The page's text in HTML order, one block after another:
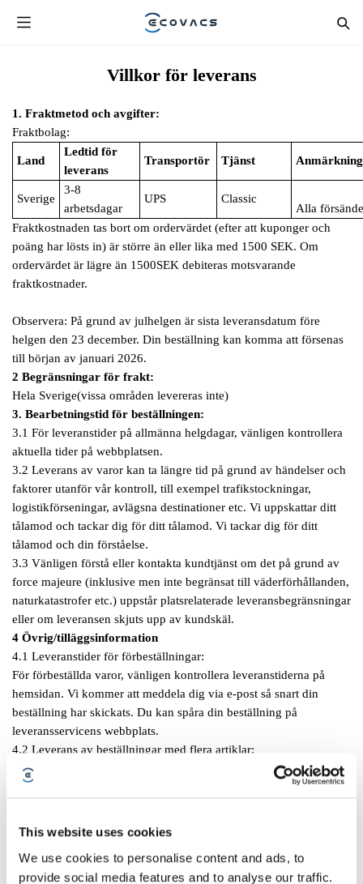
This website uses cookies
We use cookies to personalise content and ads, to
provide social media features and to analyse our traffic.
Villkor för leverans
1. Fraktmetod och avgifter:
Fraktbolag:
Land
Ledtid för
leverans
Transportör Tjänst
Sverige
3-8
arbetsdagar
UPS Classic
Alla
Fraktkostnaden tas bort om ordervärdet (efter att kuponger och
poäng har lösts in) är större än eller lika med 1500 SEK. Om
ordervärdet är lägre än 1500SEK debiteras motsvarande
fraktkostnader.
Observera: På grund av julhelgen är sista leveransdatum före
helgen den 23 december. Din beställning kan komma att försenas
till början av januari 2026.
2 Begränsningar för frakt:
Hela Sverige(vissa områden levereras inte)
3. Bearbetningstid för beställningen:
3.1 För leveranstider på allmänna helgdagar, vänligen kontrollera
aktuella tider på webbplatsen.
3.2 Leverans av varor kan ta längre tid på grund av händelser och
faktorer utanför vår kontroll, till exempel trafikstockningar,
logistikförseningar, avlägsna destinationer etc. Vi uppskattar ditt
tålamod och tackar dig för ditt tålamod. Vi tackar dig för ditt
tålamod och din förståelse.
3.3 Vänligen förstå eller kontakta kundtjänst om det på grund av
force majeure (inklusive men inte begränsat till väderförhållanden,
naturkatastrofer etc.) uppstår platsrelaterade leveransbegränsningar
eller om leveransen skjuts upp av kundskäl.
4 Övrig/tilläggsinformation
4.1 Leveranstider för förbeställningar:
För förbeställda varor, vänligen kontrollera leveranstiderna på
hemsidan. Vi kommer att meddela dig via e-post så snart din
beställning har skickats. Du kan spåra din beställning på
leveransservicens webbplats.
4.2 Leverans av beställningar med flera artiklar:
Om en order innehåller flera artiklar kan flera paket levereras. Om
artiklar i den totala ordern är slut i lager eller på förköp, kommer
mottagningsbekräftelse inte kan signeras vid leverans på grund av
mottagarens frånvaro?